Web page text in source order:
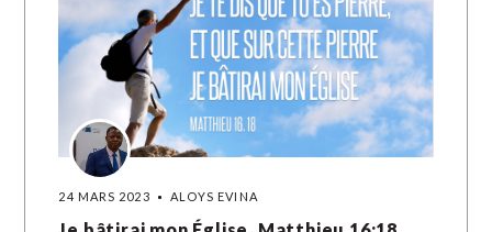
24 MARS 2023 ALOYS EVINA